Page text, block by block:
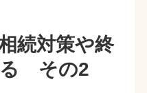
続対策や終
る その2